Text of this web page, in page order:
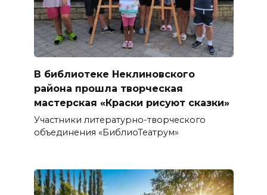
В библиотеке Неклиновского
района прошла творческая
мастерская «Краски рисуют сказки»
Участники литературно-творческого
объединения «БиблиоТеатрум»